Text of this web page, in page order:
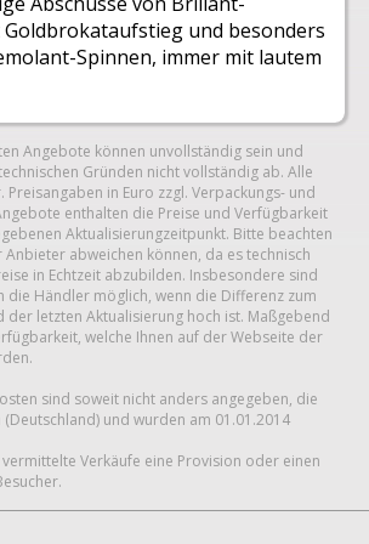
und besonders
Spinnen, immer mit lautem
Angebote können unvollständig sein und
Gründen nicht vollständig ab. Alle
Preisangaben in Euro zzgl. Verpackungs- und
enthalten die Preise und Verfügbarkeit
Aktualisierungzeitpunkt. Bitte beachten
Anbieter abweichen können, da es technisch
in Echtzeit abzubilden. Insbesondere sind
die Händler möglich, wenn die Differenz zum
der letzten Aktualisierung hoch ist. Maßgebend
welche Ihnen auf der Webseite der
sind soweit nicht anders angegeben, die
und wurden am 01.01.2014
Verkäufe eine Provision oder einen